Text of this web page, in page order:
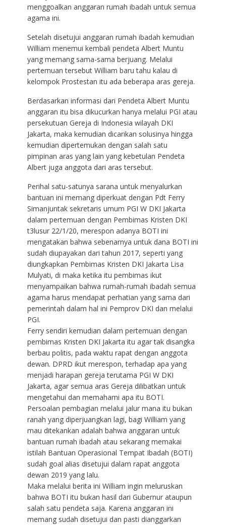
menggoalkan anggaran rumah ibadah untuk semua
agama ini.
Setelah disetujui anggaran rumah ibadah kemudian
William menemui kembali pendeta Albert Muntu
yang memang sama-sama berjuang. Melalui
pertemuan tersebut William baru tahu kalau di
kelompok Prostestan itu ada beberapa aras gereja.
Berdasarkan informasi dari Pendeta Albert Muntu
anggaran itu bisa dikucurkan hanya melalui PGI atau
persekutuan Gereja di Indonesia wilayah DKI
Jakarta, maka kemudian dicarikan solusinya hingga
kemudian dipertemukan dengan salah satu
pimpinan aras yang lain yang kebetulan Pendeta
Albert juga anggota dari aras tersebut.
Perihal satu-satunya sarana untuk menyalurkan
bantuan ini memang diperkuat dengan Pdt Ferry
Simanjuntak sekretaris umum PGI W DKI Jakarta
dalam pertemuan dengan Pembimas Kristen DKI
t3lusur 22/1/20, merespon adanya BOTI ini
mengatakan bahwa sebenarnya untuk dana BOTI ini
sudah diupayakan dari tahun 2017, seperti yang
diungkapkan Pembimas Kristen DKI Jakarta Lisa
Mulyati, di maka ketika itu pembimas ikut
menyampaikan bahwa rumah-rumah ibadah semua
agama harus mendapat perhatian yang sama dari
pemerintah dalam hal ini Pemprov DKI dan melalui
PGI.
Ferry sendiri kemudian dalam pertemuan dengan
pembimas Kristen DKI Jakarta itu agar tak disangka
berbau politis, pada waktu rapat dengan anggota
dewan. DPRD ikut merespon, terhadap apa yang
menjadi harapan gereja terutama PGI W DKI
Jakarta, agar semua aras Gereja dilibatkan untuk
mengetahui dan memahami apa itu BOTI.
Persoalan pembagian melalui jalur mana itu bukan
ranah yang diperjuangkan lagi, bagi William yang
mau ditekankan adalah bahwa anggaran untuk
bantuan rumah ibadah atau sekarang memakai
istilah Bantuan Operasional Tempat Ibadah (BOTI)
sudah goal alias disetujui dalam rapat anggota
dewan 2019 yang lalu.
Maka melalui berita ini William ingin meluruskan
bahwa BOTI itu bukan hasil dari Gubernur ataupun
salah satu pendeta saja. Karena anggaran ini
memang sudah disetujui dan pasti dianggarkan